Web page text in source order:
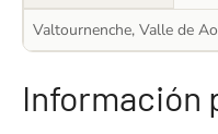
Valtournenche, Valle de
Información